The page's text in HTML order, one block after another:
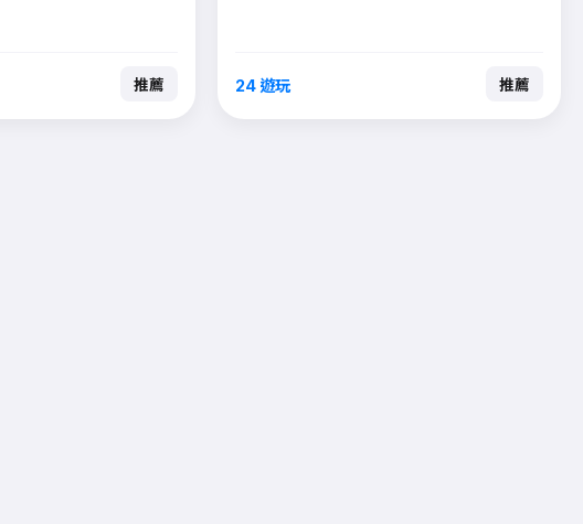
推薦 24 遊玩 推薦